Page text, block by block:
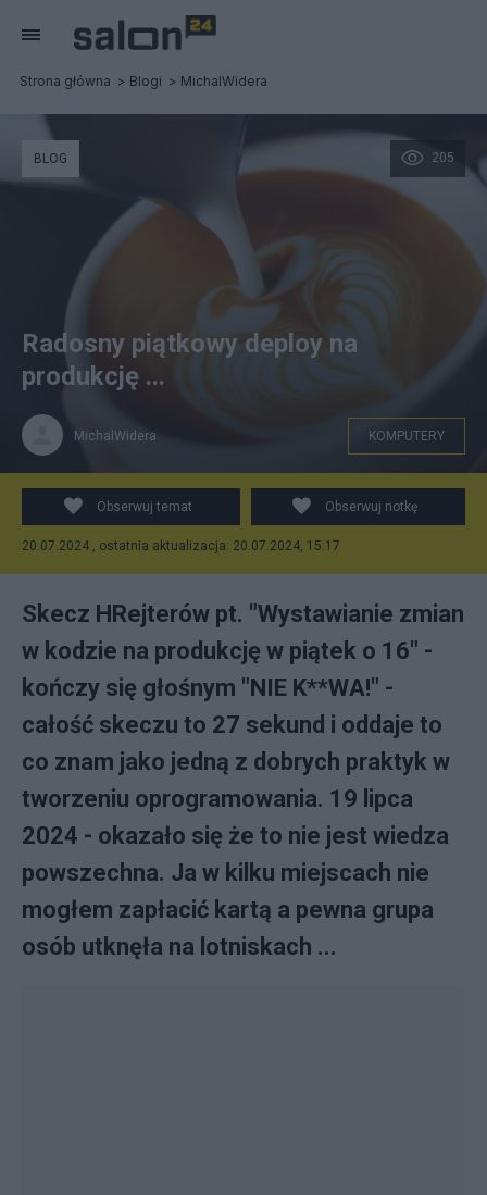
Strona główna Blogi MichalWidera
@chevanon Freepik
205
BLOG
Radosny piątkowy deploy na
produkcję ...
MichalWidera KOMPUTERY
Obserwuj temat Obserwuj notkę
20.07.2024 , ostatnia aktualizacja: 20.07.2024, 15:17
Skecz HRejterów pt. "Wystawianie zmian
w kodzie na produkcję w piątek o 16" -
kończy się głośnym "NIE K**WA!" -
całość skeczu to 27 sekund i oddaje to
co znam jako jedną z dobrych praktyk w
tworzeniu oprogramowania. 19 lipca
2024 - okazało się że to nie jest wiedza
powszechna. Ja w kilku miejscach nie
mogłem zapłacić kartą a pewna grupa
osób utknęła na lotniskach ...